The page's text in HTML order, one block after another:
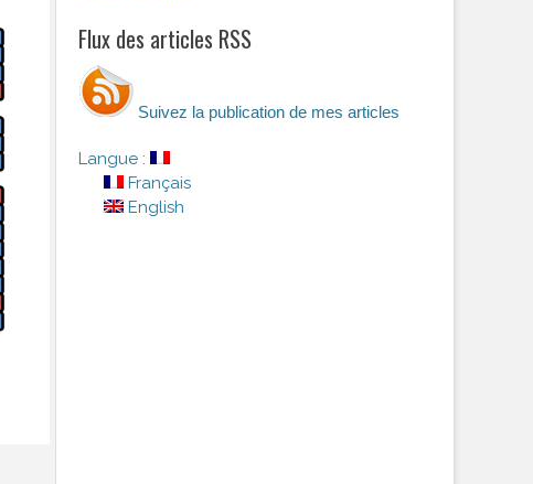
Flux des articles RSS
Suivez la publication de mes articles
Langue :
Français
English